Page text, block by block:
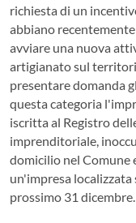
richiesta di un
abbiano
avviare una nuova
artigianato sul
presentare domanda
questa categoria
iscritta al Registro
imprenditoriale,
domicilio nel Comune
un'impresa
prossimo 31 dicembre.